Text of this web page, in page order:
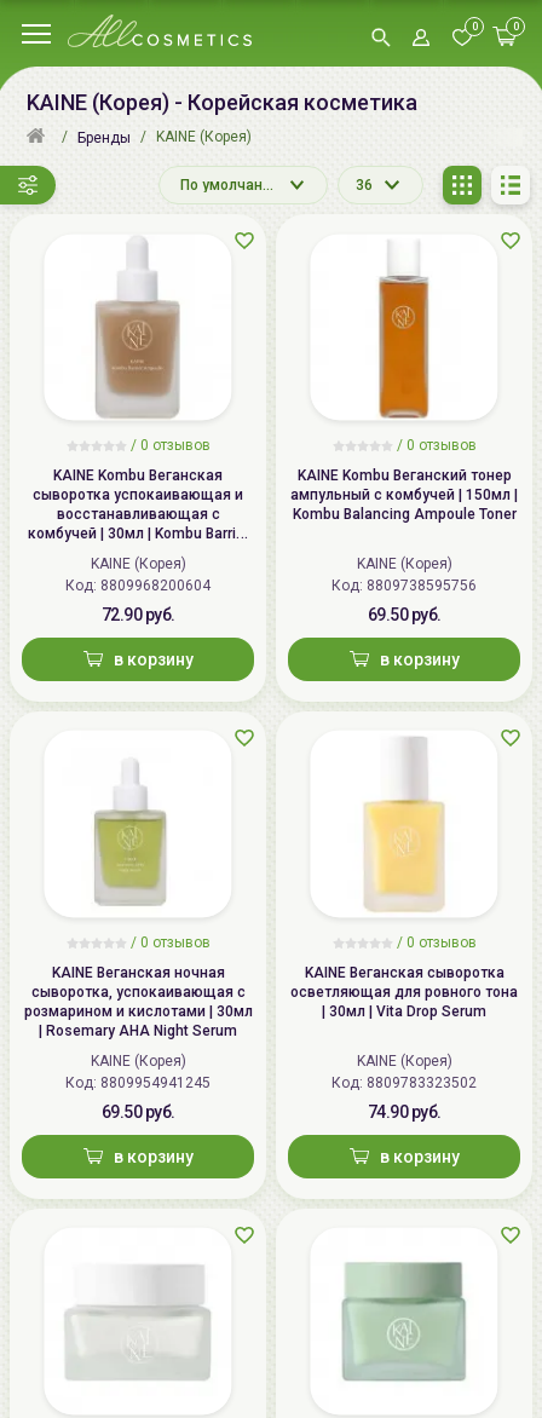
0 0
KAINE (Корея) - Корейская косметика
Бренды KAINE (Корея)
По умолчанию 36
/ 0 отзывов
KAINE Kombu Веганская
сыворотка успокаивающая и
восстанавливающая с
комбучей | 30мл | Kombu Barrier
Ampoule
KAINE (Корея)
Код: 8809968200604
72.90 руб.
в корзину
/ 0 отзывов
KAINE Kombu Веганский тонер
ампульный с комбучей | 150мл |
Kombu Balancing Ampoule Toner
KAINE (Корея)
Код: 8809738595756
69.50 руб.
в корзину
/ 0 отзывов
KAINE Веганская ночная
сыворотка, успокаивающая с
розмарином и кислотами | 30мл
| Rosemary AHA Night Serum
KAINE (Корея)
Код: 8809954941245
69.50 руб.
в корзину
/ 0 отзывов
KAINE Веганская сыворотка
осветляющая для ровного тона
| 30мл | Vita Drop Serum
KAINE (Корея)
Код: 8809783323502
74.90 руб.
в корзину